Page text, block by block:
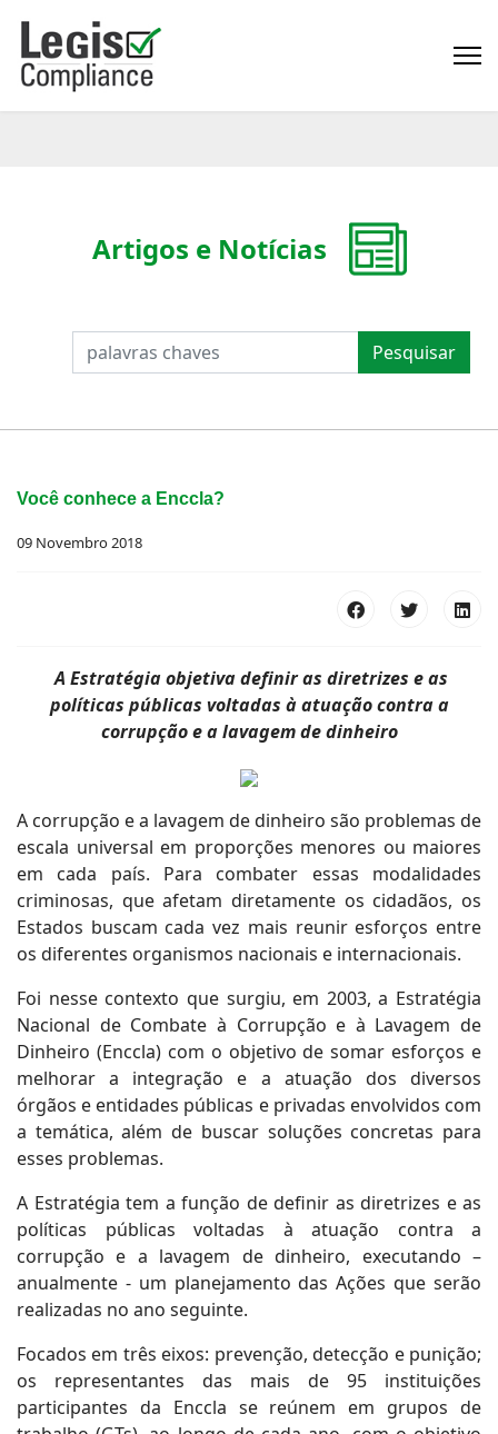
PESQUISAR Pesquisar
Artigos e Notícias
Você conhece a Enccla?
09 Novembro 2018
A Estratégia objetiva definir as diretrizes e as
políticas públicas voltadas à atuação contra a
corrupção e a lavagem de dinheiro
A corrupção e a lavagem de dinheiro são problemas de
escala universal em proporções menores ou maiores
em cada país. Para combater essas modalidades
criminosas, que afetam diretamente os cidadãos, os
Estados buscam cada vez mais reunir esforços entre
os diferentes organismos nacionais e internacionais.
Foi nesse contexto que surgiu, em 2003, a Estratégia
Nacional de Combate à Corrupção e à Lavagem de
Dinheiro (Enccla) com o objetivo de somar esforços e
melhorar a integração e a atuação dos diversos
órgãos e entidades públicas e privadas envolvidos com
a temática, além de buscar soluções concretas para
esses problemas.
A Estratégia tem a função de definir as diretrizes e as
políticas públicas voltadas à atuação contra a
corrupção e a lavagem de dinheiro, executando –
anualmente - um planejamento das Ações que serão
realizadas no ano seguinte.
Focados em três eixos: prevenção, detecção e punição;
os representantes das mais de 95 instituições
participantes da Enccla se reúnem em grupos de